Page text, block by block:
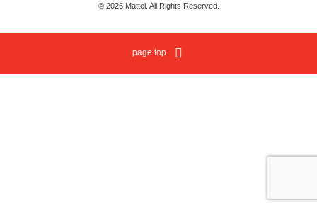
© 2026 Mattel. All Rights Reserved.
page top